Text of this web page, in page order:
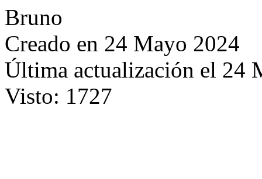
Bruno
Creado en 24 Mayo 2024
Última actualización el 24
Visto: 1727